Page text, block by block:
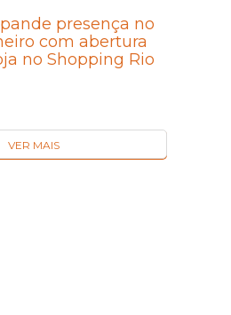
presença no
com abertura
no Shopping Rio
VER MAIS